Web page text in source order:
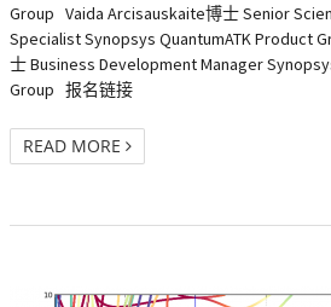
Group Vaida Arcisauskaite博士 Senior
Specialist Synopsys QuantumATK Product
士 Business Development Manager
Group 报名链接
READ MORE